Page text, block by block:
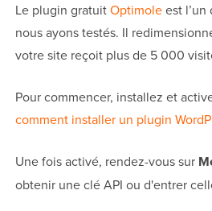
Le plugin gratuitOptimoleest l’un
nous ayons testés. Il
votre site reçoit plus de 5 000
Pour commencer, installez et
comment installer un plugin
Une fois activé, rendez-vous sur
obtenir une clé API ou d'entrer